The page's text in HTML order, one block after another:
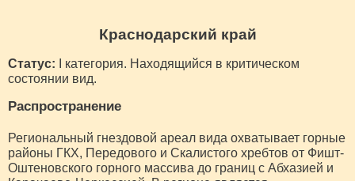
Краснодарский край
Статус: I категория. Находящийся в критическом
состоянии вид.
Распространение
Региональный гнездовой ареал вида охватывает горные
районы ГКХ, Передового и Скалистого хребтов от Фишт-
Оштеновского горного массива до границ с Абхазией и